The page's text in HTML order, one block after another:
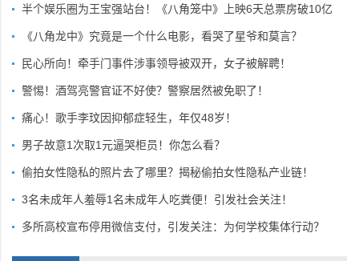
半个娱乐圈为王宝强站台！《八角笼中》上映6天总票房破10亿
《八角龙中》究竟是一个什么电影，看哭了星爷和莫言？
民心所向！牵手门事件涉事领导被双开，女子被解聘！
警惕！酒驾亮警官证不好使？警察居然被免职了！
痛心！歌手李玟因抑郁症轻生，年仅48岁！
男子故意1次取1元逼哭柜员！你怎么看？
偷拍女性隐私的照片去了哪里？揭秘偷拍女性隐私产业链！
3名未成年人羞辱1名未成年人吃粪便！引发社会关注！
多所高校宣布停用微信支付，引发关注：为何学校集体行动？